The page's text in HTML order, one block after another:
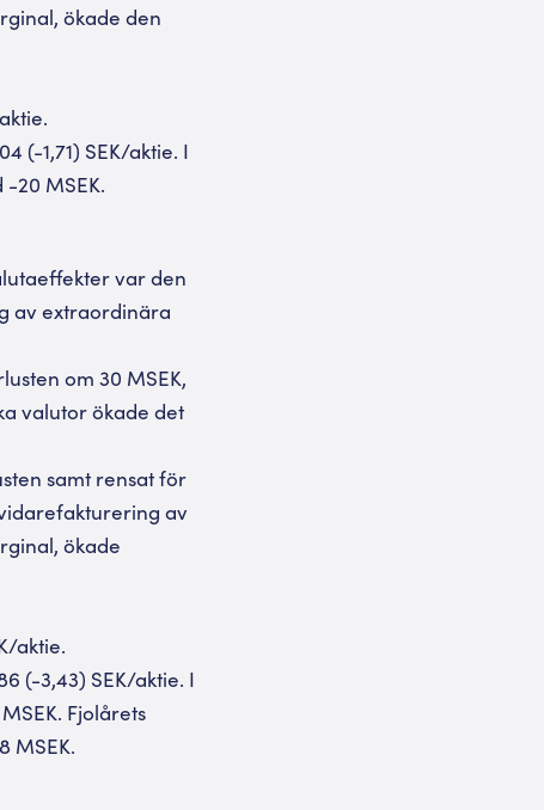
ökade den
(-1,71) SEK/aktie. I
20 MSEK.
var den
av extraordinära
om 30 MSEK,
valutor ökade det
samt rensat för
av
ökade
aktie.
(-3,43) SEK/aktie. I
Fjolårets
MSEK.